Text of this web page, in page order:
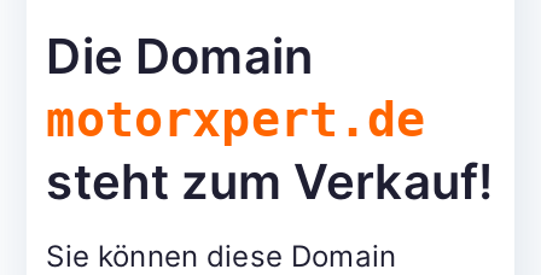
Die Domain
motorxpert.de
steht zum Verkauf!
Sie können diese Domain